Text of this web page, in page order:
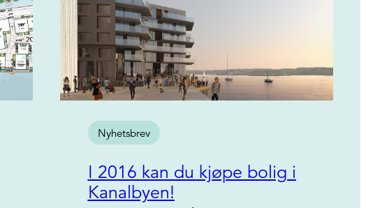
Nyhetsbrev
I 2016 kan du kjøpe bolig i
Kanalbyen!